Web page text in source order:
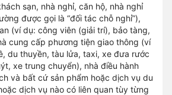
sạn, nhà nghỉ, căn hộ, nhà nghỉ
được gọi là “đối tác chỗ nghỉ”),
(ví dụ: công viên (giải trí), bảo tàng,
cung cấp phương tiện giao thông (ví
du thuyền, tàu lửa, taxi, xe đưa rước
xe trung chuyển), nhà điều hành
và bất cứ sản phẩm hoặc dịch vụ du
dịch vụ nào có liên quan tùy từng